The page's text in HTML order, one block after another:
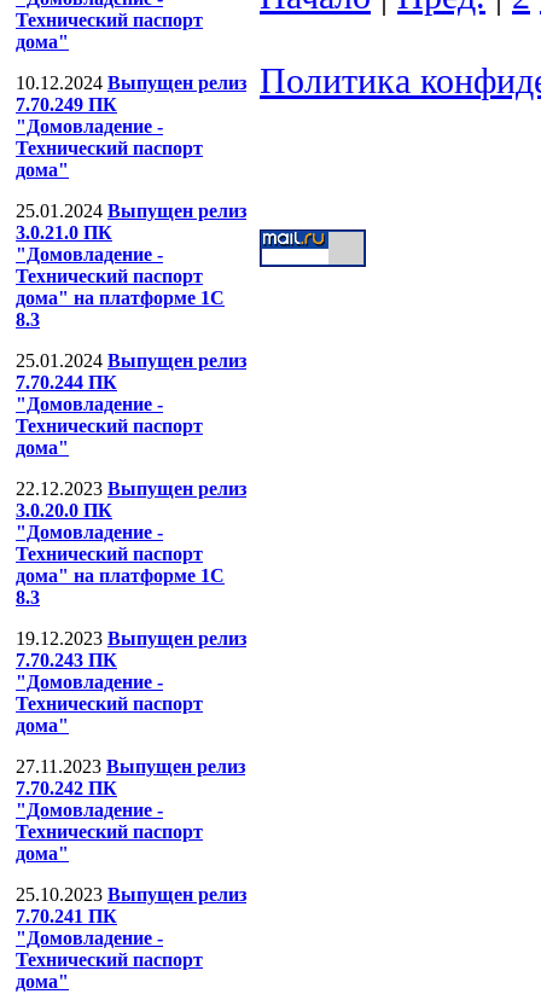
Технический паспорт
дома"
10.12.2024 Выпущен релиз
7.70.249 ПК
"Домовладение -
Технический паспорт
дома"
25.01.2024 Выпущен релиз
3.0.21.0 ПК
"Домовладение -
Технический паспорт
дома" на платформе 1С
8.3
25.01.2024 Выпущен релиз
7.70.244 ПК
"Домовладение -
Технический паспорт
дома"
22.12.2023 Выпущен релиз
3.0.20.0 ПК
"Домовладение -
Технический паспорт
дома" на платформе 1С
8.3
19.12.2023 Выпущен релиз
7.70.243 ПК
"Домовладение -
Технический паспорт
дома"
27.11.2023 Выпущен релиз
7.70.242 ПК
"Домовладение -
Технический паспорт
дома"
25.10.2023 Выпущен релиз
7.70.241 ПК
"Домовладение -
Технический паспорт
дома"
Политика